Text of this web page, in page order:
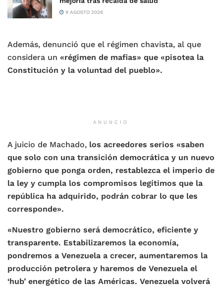
9 AGOSTO 2026
Además, denunció que el régimen chavista, al que
considera un «régimen de mafias» que «pisotea la
Constitución y la voluntad del pueblo».
ANUNCIO
A juicio de Machado, los acreedores serios «saben
que solo con una transición democrática y un nuevo
gobierno que ponga orden, restablezca el imperio de
la ley y cumpla los compromisos legítimos que la
república ha adquirido, podrán cobrar lo que les
corresponde».
«Nuestro gobierno será democrático, eficiente y
transparente. Estabilizaremos la economía,
pondremos a Venezuela a crecer, aumentaremos la
producción petrolera y haremos de Venezuela el
‘hub’ energético de las Américas. Venezuela volverá